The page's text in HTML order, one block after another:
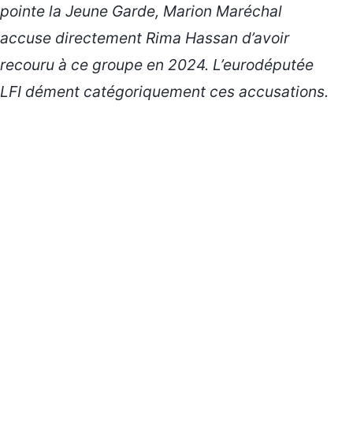
pointe la Jeune Garde, Marion Maréchal
accuse directement Rima Hassan d’avoir
recouru à ce groupe en 2024. L’eurodéputée
LFI dément catégoriquement ces accusations.